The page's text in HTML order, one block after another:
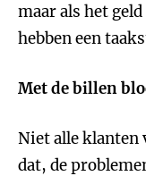
maar als het
hebben een
Met de billen
Niet alle klanten
dat, de